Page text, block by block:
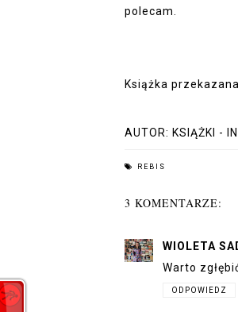
polecam.
Książka
AUTOR: KSIĄŻKI -
REBIS
3 KOMENTARZE:
WIOLETA
Warto
ODPOWIEDZ